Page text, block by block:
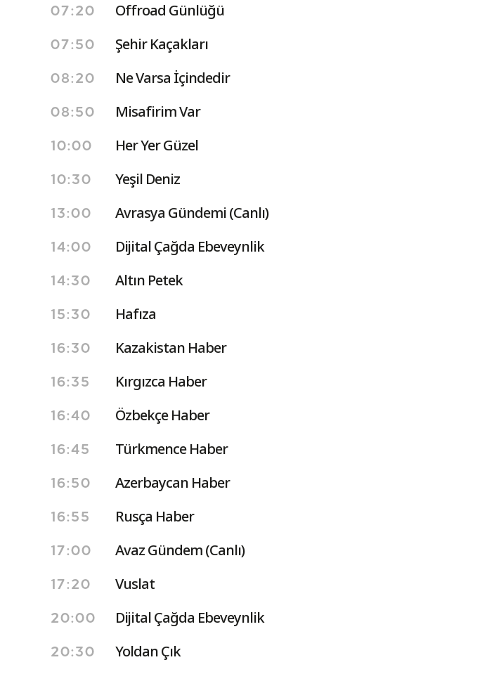
07:20 Offroad Günlüğü
07:50 Şehir Kaçakları
08:20 Ne Varsa İçindedir
08:50 Misafirim Var
10:00 Her Yer Güzel
10:30 Yeşil Deniz
13:00 Avrasya Gündemi (Canlı)
14:00 Dijital Çağda Ebeveynlik
14:30 Altın Petek
15:30 Hafıza
16:30 Kazakistan Haber
16:35 Kırgızca Haber
16:40 Özbekçe Haber
16:45 Türkmence Haber
16:50 Azerbaycan Haber
16:55 Rusça Haber
17:00 Avaz Gündem (Canlı)
17:20 Vuslat
20:00 Dijital Çağda Ebeveynlik
20:30 Yoldan Çık